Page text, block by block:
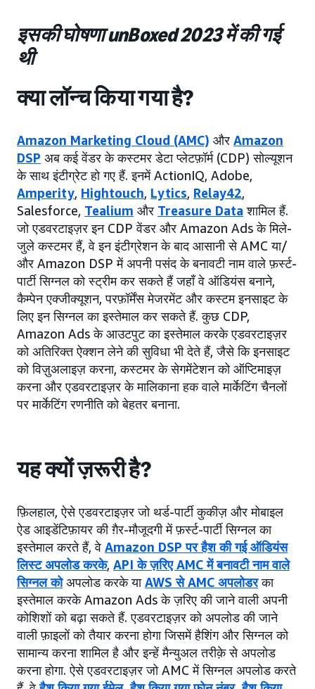
इसकी घोषणा unBoxed 2023 में की गई
थी
क्या लॉन्च किया गया है?
Amazon Marketing Cloud (AMC) और Amazon
DSP अब कई वेंडर के कस्टमर डेटा प्लेटफ़ॉर्म (CDP) सोल्यूशन
के साथ इंटीग्रेट हो गए हैं. इनमें ActionIQ, Adobe,
Amperity, Hightouch, Lytics, Relay42,
Salesforce, Tealium और Treasure Data शामिल हैं.
जो एडवरटाइज़र इन CDP वेंडर और Amazon Ads के मिले-
जुले कस्टमर हैं, वे इन इंटीग्रेशन के बाद आसानी से AMC या/
और Amazon DSP में अपनी पसंद के बनावटी नाम वाले फ़र्स्ट-
पार्टी सिग्नल को स्ट्रीम कर सकते हैं जहाँ वे ऑडियंस बनाने,
कैम्पेन एक्जीक्यूशन, परफ़ॉर्मेंस मेजरमेंट और कस्टम इनसाइट के
लिए इन सिग्नल का इस्तेमाल कर सकते हैं. कुछ CDP,
Amazon Ads के आउटपुट का इस्तेमाल करके एडवरटाइज़र
को अतिरिक्त ऐक्शन लेने की सुविधा भी देते हैं, जैसे कि इनसाइट
को विज़ुअलाइज़ करना, कस्टमर के सेगमेंटेशन को ऑप्टिमाइज़
करना और एडवरटाइज़र के मालिकाना हक वाले मार्केटिंग चैनलों
पर मार्केटिंग रणनीति को बेहतर बनाना.
यह क्यों ज़रूरी है?
फ़िलहाल, ऐसे एडवरटाइज़र जो थर्ड-पार्टी कुकीज़ और मोबाइल
ऐड आइडेंटिफ़ायर की ग़ैर-मौजूदगी में फ़र्स्ट-पार्टी सिग्नल का
इस्तेमाल करते हैं, वे Amazon DSP पर हैश की गई ऑडियंस
लिस्ट अपलोड करके, API के ज़रिए AMC में बनावटी नाम वाले
सिग्नल कोअपलोड करके याAWS से AMC अपलोडरका
इस्तेमाल करके Amazon Ads के ज़रिए की जाने वाली अपनी
कोशिशों को बढ़ा सकते हैं. एडवरटाइज़र को अपलोड की जाने
वाली फ़ाइलों को तैयार करना होगा जिसमें हैशिंग और सिग्नल को
सामान्य करना शामिल है और इन्हें मैन्युअल तरीक़े से अपलोड
करना होगा. ऐसे एडवरटाइज़र जो AMC में सिग्नल अपलोड करते